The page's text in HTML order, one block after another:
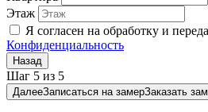
Этаж
Я согласен на обработку и
Конфиденциальность
Назад
Шаг 5 из 5
ДалееЗаписаться на замерЗаказать